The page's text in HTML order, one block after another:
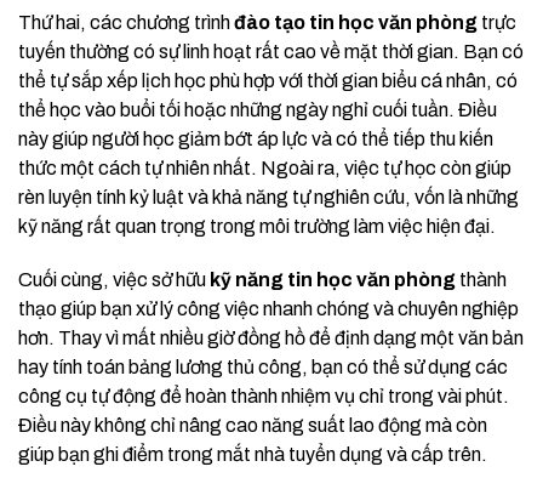
Thứ hai, các chương trìnhđào tạo tin học văn phòng trực
tuyến thường có sự linh hoạt rất cao về mặt thời gian. Bạn có
thể tự sắp xếp lịch học phù hợp với thời gian biểu cá nhân, có
thể học vào buổi tối hoặc những ngày nghỉ cuối tuần. Điều
này giúp người học giảm bớt áp lực và có thể tiếp thu kiến
thức một cách tự nhiên nhất. Ngoài ra, việc tự học còn giúp
rèn luyện tính kỷ luật và khả năng tự nghiên cứu, vốn là những
kỹ năng rất quan trọng trong môi trường làm việc hiện đại.
Cuối cùng, việc sở hữu kỹ năng tin học văn phòng thành
thạo giúp bạn xử lý công việc nhanh chóng và chuyên nghiệp
hơn. Thay vì mất nhiều giờ đồng hồ để định dạng một văn bản
hay tính toán bảng lương thủ công, bạn có thể sử dụng các
công cụ tự động để hoàn thành nhiệm vụ chỉ trong vài phút.
Điều này không chỉ nâng cao năng suất lao động mà còn
giúp bạn ghi điểm trong mắt nhà tuyển dụng và cấp trên.